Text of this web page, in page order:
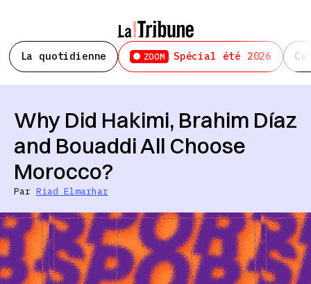
La quotidienne ZOOM Spécial été 2026
Why Did Hakimi, Brahim Díaz
and Bouaddi All Choose
Morocco?
Par Riad Elmarhar